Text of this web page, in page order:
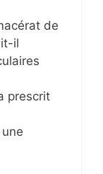
de
il
prescrit